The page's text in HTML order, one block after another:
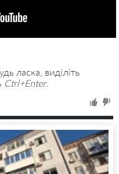
ласка, виділіть
Ctrl+Enter.